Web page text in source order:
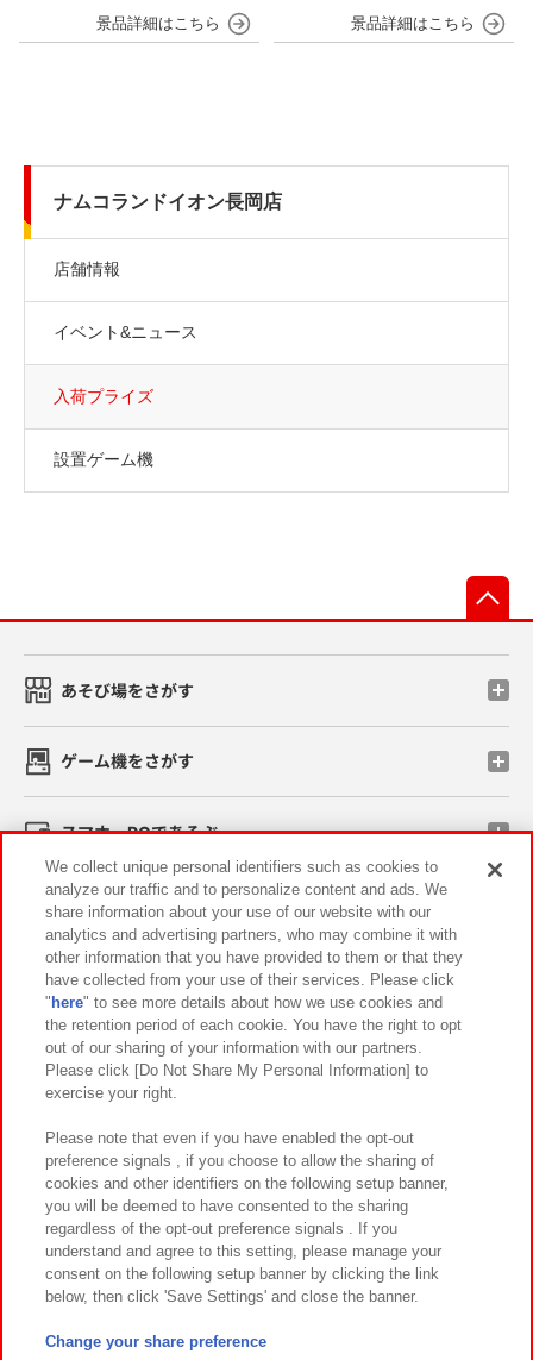
ナムコランドイオン長岡店
店舗情報
イベント&ニュース
入荷プライズ
設置ゲーム機
あそび場をさがす
ゲーム機をさがす
スマホ・PCであそぶ
イベント・キャンペーン
関連会社 サステナビリティ サイトポリシー
プライバシーポリシー ウェブアクセシビリティ方針と検証結果
お取引先さまとともに
カスタマーハラスメント対応方針 よくあるご質問・お問い合わせ
©Bandai Namco Amusement Inc.
©Bandai Namco Amusement Lab Inc.
We collect unique personal identifiers such as cookies to
analyze our traffic and to personalize content and ads. We
share information about your use of our website with our
analytics and advertising partners, who may combine it with
other information that you have provided to them or that they
have collected from your use of their services. Please click
" here" to see more details about how we use cookies and
the retention period of each cookie. You have the right to opt
out of our sharing of your information with our partners.
Please click [Do Not Share My Personal Information] to
exercise your right.
Please note that even if you have enabled the opt-out
preference signals , if you choose to allow the sharing of
cookies and other identifiers on the following setup banner,
you will be deemed to have consented to the sharing
regardless of the opt-out preference signals . If you
understand and agree to this setting, please manage your
consent on the following setup banner by clicking the link
below, then click 'Save Settings' and close the banner.
Change your share preference